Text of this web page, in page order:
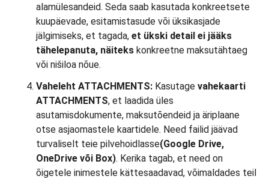
alamülesandeid. Seda saab kasutada konkreetsete
kuupäevade, esitamistasude või üksikasjade
jälgimiseks, et tagada, et ükski detail ei jääks
tähelepanuta, näiteks konkreetne maksutähtaeg
või nišiloa nõue.
Vaheleht ATTACHMENTS: Kasutage vahekaarti
ATTACHMENTS, et laadida üles
asutamisdokumente, maksutõendeid ja äriplaane
otse asjaomastele kaartidele. Need failid jäävad
turvaliselt teie pilvehoidlasse(Google Drive,
OneDrive või Box). Kerika tagab, et need on
õigetele inimestele kättesaadavad, võimaldades teil